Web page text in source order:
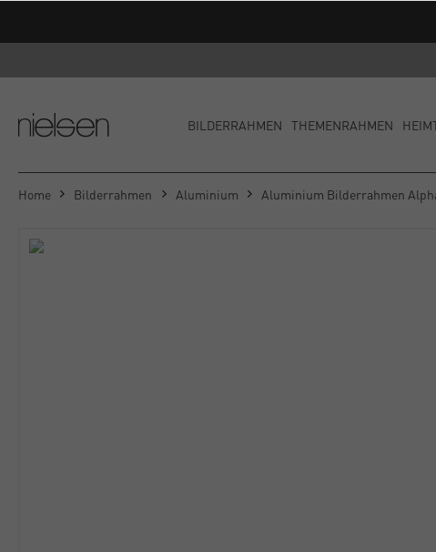
BILDERRAHMEN THEMENRAHMEN
Home Bilderrahmen Aluminium Aluminium Bilderrahmen